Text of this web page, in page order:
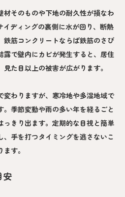
材そのものや下地の耐久性が損なわ
イディングの裏側に水が回り、断熱
鉄筋コンクリートならば鉄筋のさび
露で壁内にカビが発生すると、居住
た目以上の被害が広がります。
変わりますが、寒冷地や多湿地域で
。季節変動や雨の多い年を経るごと
っきり出ます。定期的な目視と簡単
、手を打つタイミングを逃さないこ
す。
安